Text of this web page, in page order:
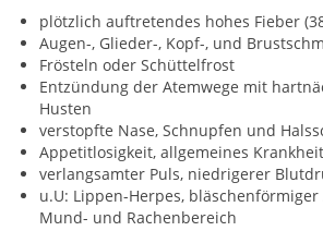
plötzlich auftretendes hohes Fieber
Augen-, Glieder-, Kopf-, und
Frösteln oder Schüttelfrost
Entzündung der Atemwege mit
Husten
verstopfte Nase, Schnupfen und
Appetitlosigkeit, allgemeines
verlangsamter Puls, niedrigerer
u.U: Lippen-Herpes, bläschenförmiger
Mund- und Rachenbereich